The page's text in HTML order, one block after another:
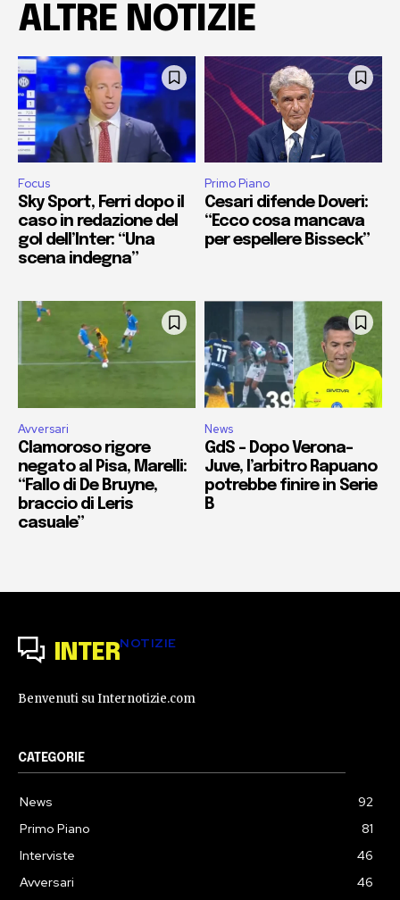
ALTRE NOTIZIE
Focus
Sky Sport, Ferri dopo il
caso in redazione del
gol dell’Inter: “Una
scena indegna”
Primo Piano
Cesari difende Doveri:
“Ecco cosa mancava
per espellere Bisseck”
Avversari
Clamoroso rigore
negato al Pisa, Marelli:
“Fallo di De Bruyne,
braccio di Leris
casuale”
News
GdS – Dopo Verona-
Juve, l’arbitro Rapuano
potrebbe finire in Serie
B
INTERNOTIZIE
Benvenuti su Internotizie.com
CATEGORIE
News
92
Primo Piano
81
Interviste
46
Avversari
46